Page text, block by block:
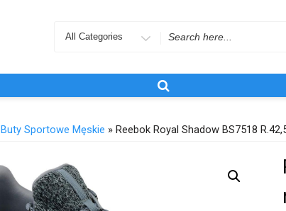
Search
Buty Sportowe Męskie » Reebok Royal Shadow BS7518